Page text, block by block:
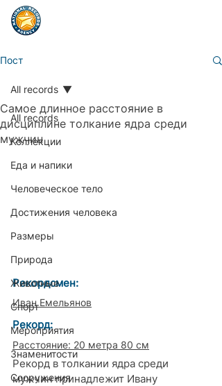
Пост
All records
Коллекции
Еда и напики
Человеческое тело
Достижения человека
Размеры
Природа
Животные
Спорт
Мероприятия
Знаменитости
Сооружения
All records
Самое длинное расстояние в
дисциплине толкание ядра среди
мужчин
Рекордсмен:
Иван Емельянов
Рекорд:
Расстояние: 20 метра 80 см
Рекорд в толкании ядра среди
мужчин принадлежит Ивану